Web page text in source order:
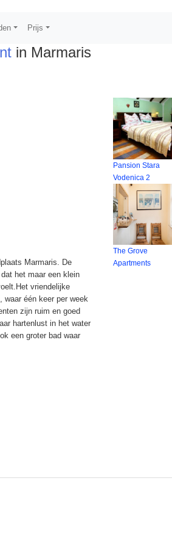
Prijs
in Marmaris
Marmaris. De
het maar een klein
vriendelijke
waar één keer per week
zijn ruim en goed
hartenlust in het water
een groter bad waar
Pansion Stara
Vodenica 2
The Grove
Apartments